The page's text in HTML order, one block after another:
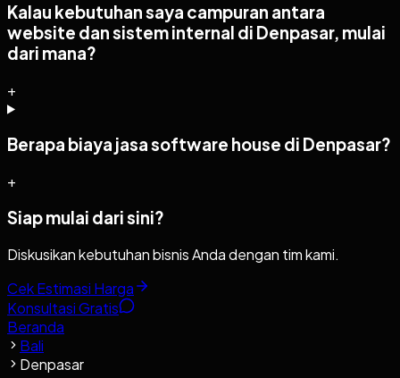
Kalau kebutuhan saya campuran antara
website dan sistem internal di Denpasar, mulai
dari mana?
+
Berapa biaya jasa software house di Denpasar?
+
Siap mulai dari sini?
Diskusikan kebutuhan bisnis Anda dengan tim kami.
Cek Estimasi Harga
Konsultasi Gratis
Beranda
Bali
Denpasar